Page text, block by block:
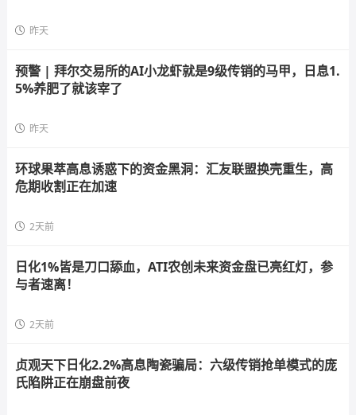
昨天
预警 | 拜尔交易所的AI小龙虾就是9级传销的马甲，日息1.
5%养肥了就该宰了
昨天
环球果萃高息诱惑下的资金黑洞：汇友联盟换壳重生，高
危期收割正在加速
2天前
日化1%皆是刀口舔血，ATI农创未来资金盘已亮红灯，参
与者速离！
2天前
贞观天下日化2.2%高息陶瓷骗局：六级传销抢单模式的庞
氏陷阱正在崩盘前夜